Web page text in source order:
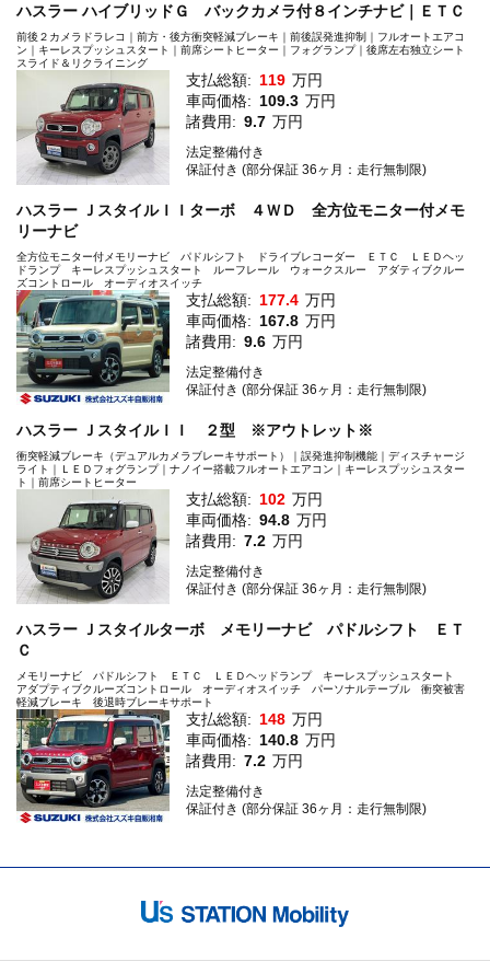
ハスラー ハイブリッドＧ バックカメラ付８インチナビ｜ＥＴＣ
前後２カメラドラレコ｜前方・後方衝突軽減ブレーキ｜前後誤発進抑制｜フルオートエアコ
ン｜キーレスプッシュスタート｜前席シートヒーター｜フォグランプ｜後席左右独立シート
スライド＆リクライニング
支払総額: 119 万円
車両価格: 109.3 万円
諸費用: 9.7 万円
法定整備付き
保証付き (部分保証 36ヶ月：走行無制限)
ハスラー ＪスタイルＩＩターボ ４ＷＤ 全方位モニター付メモ
リーナビ
全方位モニター付メモリーナビ パドルシフト ドライブレコーダー ＥＴＣ ＬＥＤヘッ
ドランプ キーレスプッシュスタート ルーフレール ウォークスルー アダティブクルー
ズコントロール オーディオスイッチ
支払総額: 177.4 万円
車両価格: 167.8 万円
諸費用: 9.6 万円
法定整備付き
保証付き (部分保証 36ヶ月：走行無制限)
ハスラー ＪスタイルＩＩ ２型 ※アウトレット※
衝突軽減ブレーキ（デュアルカメラブレーキサポート）｜誤発進抑制機能｜ディスチャージ
ライト｜ＬＥＤフォグランプ｜ナノイー搭載フルオートエアコン｜キーレスプッシュスター
ト｜前席シートヒーター
支払総額: 102 万円
車両価格: 94.8 万円
諸費用: 7.2 万円
法定整備付き
保証付き (部分保証 36ヶ月：走行無制限)
ハスラー Ｊスタイルターボ メモリーナビ パドルシフト ＥＴ
Ｃ
メモリーナビ パドルシフト ＥＴＣ ＬＥＤヘッドランプ キーレスプッシュスタート
アダプティブクルーズコントロール オーディオスイッチ パーソナルテーブル 衝突被害
軽減ブレーキ 後退時ブレーキサポート
支払総額: 148 万円
車両価格: 140.8 万円
諸費用: 7.2 万円
法定整備付き
保証付き (部分保証 36ヶ月：走行無制限)